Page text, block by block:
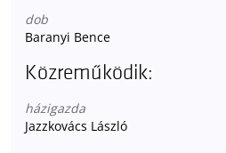
dob
Baranyi Bence
Közreműködik:
házigazda
Jazzkovács László